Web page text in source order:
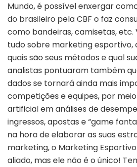
Mundo, é possível enxergar
do brasileiro pela CBF o faz
como bandeiras, camisetas,
tudo sobre marketing esportivo,
quais são seus métodos e qual
analistas pontuaram também
dados se tornará ainda mais
competições e equipes, por
artificial em análises de
ingressos, apostas e “game
na hora de elaborar as suas
marketing, o Marketing
aliado, mas ele não é o único!